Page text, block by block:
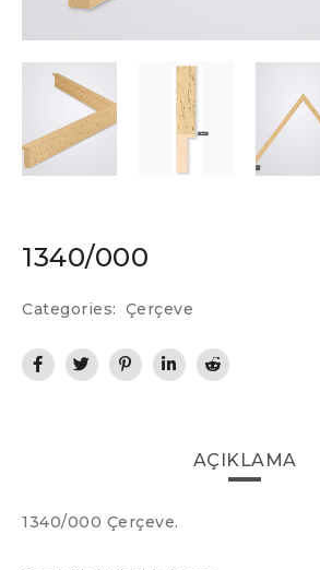
1340/000
Categories: Çerçeve
AÇIKLAMA
1340/000 Çerçeve.